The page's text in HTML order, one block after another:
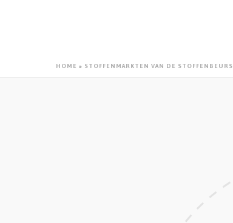
HOME » STOFFENMARKTEN VAN DE STOFFENBEURS